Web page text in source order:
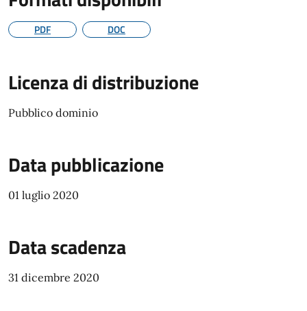
PDF DOC
Licenza di distribuzione
Pubblico dominio
Data pubblicazione
01 luglio 2020
Data scadenza
31 dicembre 2020